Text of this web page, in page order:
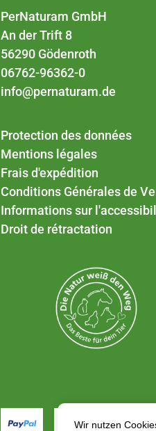
PerNaturam GmbH
An der Trift 8
56290 Gödenroth
06762-96362-0
info@pernaturam.de
Protection des données
Mentions légales
Frais d'expédition
Conditions Générales de
Informations sur
Droit de rétractation